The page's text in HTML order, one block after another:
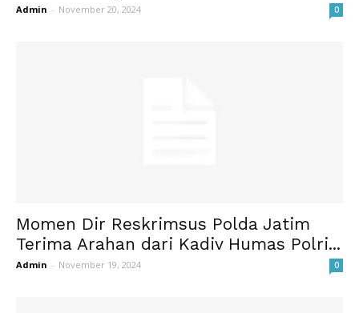
Admin - November 20, 2024 0
Momen Dir Reskrimsus Polda Jatim
Terima Arahan dari Kadiv Humas Polri...
Admin - November 19, 2024 0